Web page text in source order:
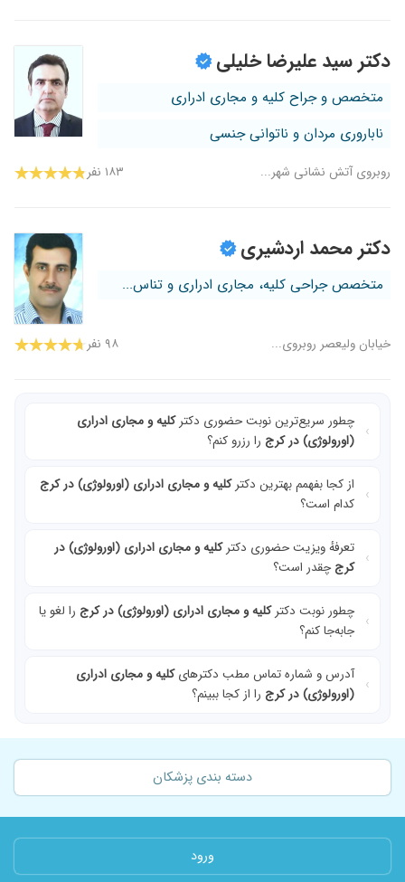
دکتر سید علیرضا خلیلی
متخصص و جراح کلیه و مجاری ادراری
ناباروری مردان و ناتوانی جنسی
روبروی آتش نشانی شهر... ۱۸۳ نفر
دکتر محمد اردشیری
متخصص جراحی کلیه، مجاری ادراری و تناس...
خیابان ولیعصر روبروی... ۹۸ نفر
چطور سریع‌ترین نوبت حضوری دکترکلیه و مجاری ادراری
(اورولوژی) در کرج را رزرو کنم؟
از کجا بفهمم بهترین دکترکلیه و مجاری ادراری (اورولوژی) در کرج
کدام است؟
تعرفهٔ ویزیت حضوری دکترکلیه و مجاری ادراری (اورولوژی) در
کرجچقدر است؟
چطور نوبت دکترکلیه و مجاری ادراری (اورولوژی) در کرج را لغو یا
جابه‌جا کنم؟
آدرس و شماره تماس مطب دکترهایکلیه و مجاری ادراری
(اورولوژی) در کرج را از کجا ببینم؟
دسته بندی پزشکان
ورود